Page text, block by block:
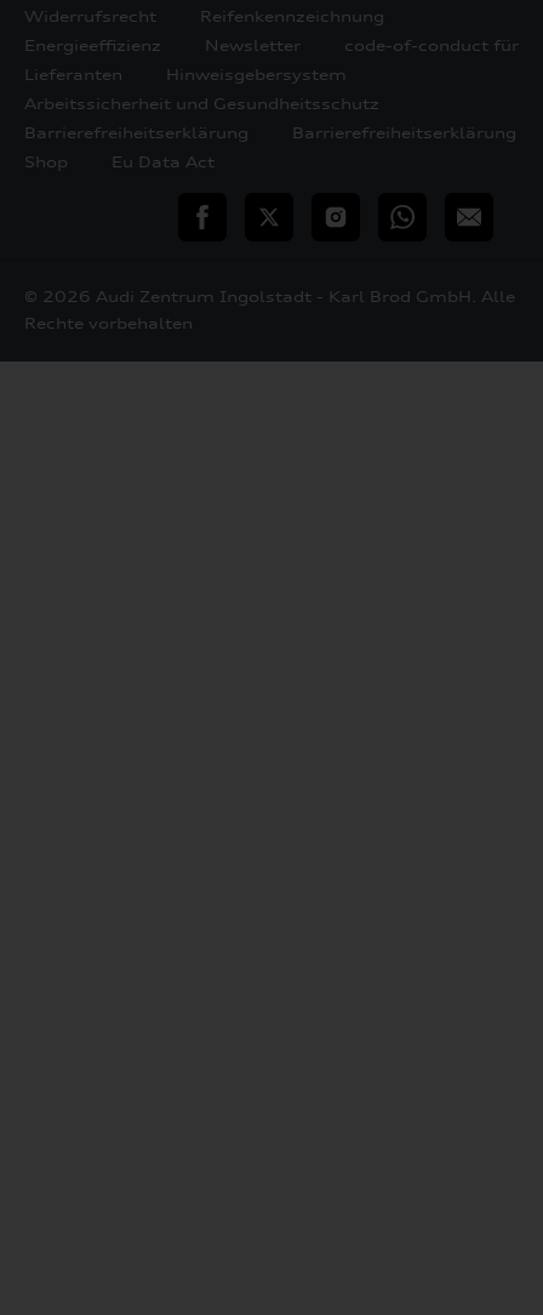
Widerrufsrecht
Reifenkennzeichnung
Energieeffizienz
Newsletter
code-of-conduct für
Lieferanten
Hinweisgebersystem
Arbeitssicherheit und Gesundheitsschutz
Barrierefreiheitserklärung
Barrierefreiheitserklärung
Shop
Eu Data Act
teilen Twitter InstagramWhatsApp
E-
© 2026 Audi Zentrum Ingolstadt - Karl Brod GmbH. Alle
Rechte vorbehalten